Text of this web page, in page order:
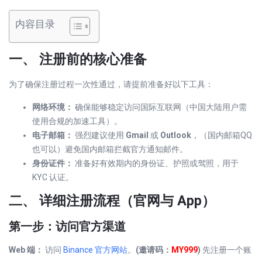
内容目录
一、 注册前的核心准备
为了确保注册过程一次性通过，请提前准备好以下工具：
网络环境： 确保能够稳定访问国际互联网（中国大陆用户需
使用合规的加速工具）。
电子邮箱： 强烈建议使用 Gmail 或 Outlook ，（国内邮箱QQ
也可以）避免国内邮箱拦截官方通知邮件。
身份证件： 准备好有效期内的身份证、护照或驾照，用于
KYC 认证。
二、 详细注册流程（官网与 App）
第一步：访问官方渠道
Web 端： 访问 Binance 官方网站。 (邀请码： MY999) 先注册一个账